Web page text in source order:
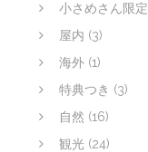
小さめさん限定
屋内 (3)
海外 (1)
特典つき (3)
自然 (16)
観光 (24)